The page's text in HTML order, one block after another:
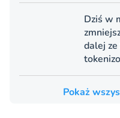
Dziś w
dalej
Pokaż